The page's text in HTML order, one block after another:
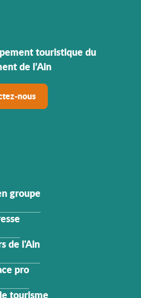
touristique du
de l’Ain
nous
groupe
de l'Ain
pro
tourisme